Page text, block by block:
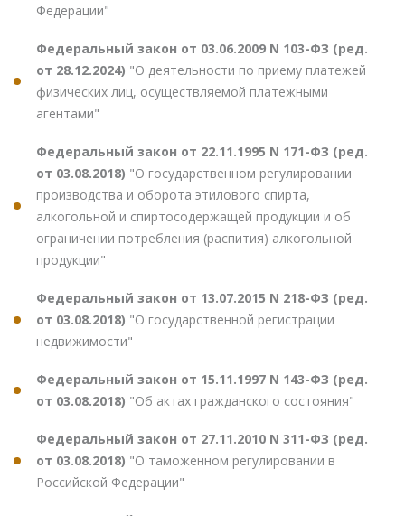
Федерации"
Федеральный закон от 03.06.2009 N 103-ФЗ (ред.
от 28.12.2024) "О деятельности по приему платежей
физических лиц, осуществляемой платежными
агентами"
Федеральный закон от 22.11.1995 N 171-ФЗ (ред.
от 03.08.2018) "О государственном регулировании
производства и оборота этилового спирта,
алкогольной и спиртосодержащей продукции и об
ограничении потребления (распития) алкогольной
продукции"
Федеральный закон от 13.07.2015 N 218-ФЗ (ред.
от 03.08.2018) "О государственной регистрации
недвижимости"
Федеральный закон от 15.11.1997 N 143-ФЗ (ред.
от 03.08.2018) "Об актах гражданского состояния"
Федеральный закон от 27.11.2010 N 311-ФЗ (ред.
от 03.08.2018) "О таможенном регулировании в
Российской Федерации"